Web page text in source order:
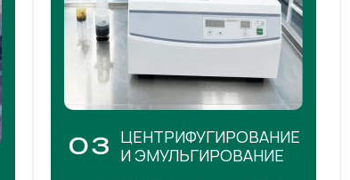
03 ЦЕНТРИФУГИРОВАНИЕ
И ЭМУЛЬГИРОВАНИЕ